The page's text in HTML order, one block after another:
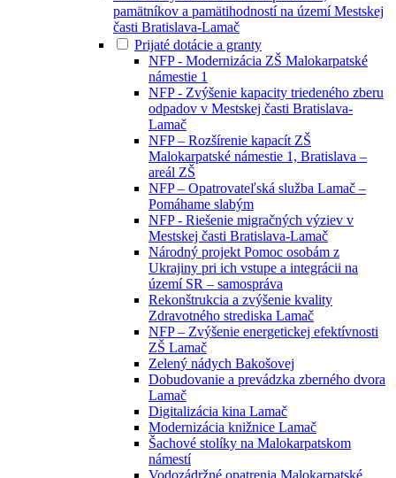
pamätníkov a pamätihodností na území Mestskej
časti Bratislava-Lamač
Prijaté dotácie a granty
NFP - Modernizácia ZŠ Malokarpatské
námestie 1
NFP - Zvýšenie kapacity triedeného zberu
odpadov v Mestskej časti Bratislava-
Lamač
NFP – Rozšírenie kapacít ZŠ
Malokarpatské námestie 1, Bratislava –
areál ZŠ
NFP – Opatrovateľská služba Lamač –
Pomáhame slabým
NFP - Riešenie migračných výziev v
Mestskej časti Bratislava-Lamač
Národný projekt Pomoc osobám z
Ukrajiny pri ich vstupe a integrácii na
území SR – samospráva
Rekonštrukcia a zvýšenie kvality
Zdravotného strediska Lamač
NFP – Zvýšenie energetickej efektívnosti
ZŠ Lamač
Zelený nádych Bakošovej
Dobudovanie a prevádzka zberného dvora
Lamač
Digitalizácia kina Lamač
Modernizácia knižnice Lamač
Šachové stolíky na Malokarpatskom
námestí